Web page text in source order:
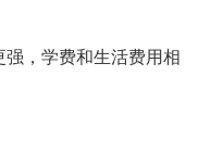
，学费和生活费用相